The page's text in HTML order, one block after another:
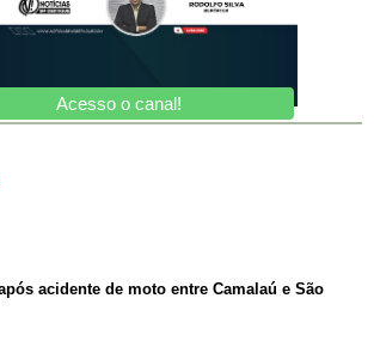
Acesso o canal!
acidente de moto entre Camalaú e São